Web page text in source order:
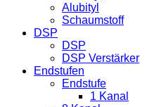
Alubityl
Schaumstoff
DSP
DSP
DSP Verstärker
Endstufen
Endstufe
1 Kanal